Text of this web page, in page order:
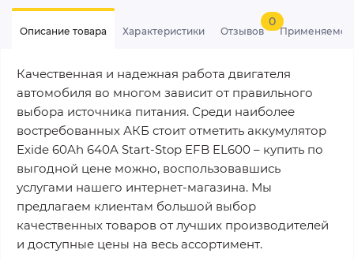
Описание товара Характеристики Отзывов
0
Качественная и надежная работа двигателя
автомобиля во многом зависит от правильного
выбора источника питания. Среди наиболее
востребованных АКБ стоит отметить аккумулятор
Exide 60Ah 640A Start-Stop EFB EL600 – купить по
выгодной цене можно, воспользовавшись
услугами нашего интернет-магазина. Мы
предлагаем клиентам большой выбор
качественных товаров от лучших производителей
и доступные цены на весь ассортимент.